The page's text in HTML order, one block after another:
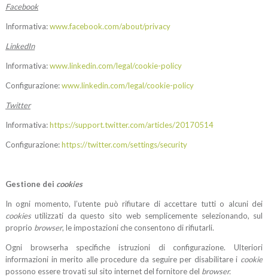
Facebook
Informativa:www.facebook.com/about/privacy
LinkedIn
Informativa:www.linkedin.com/legal/cookie-policy
Configurazione:www.linkedin.com/legal/cookie-policy
Twitter
Informativa:https://support.twitter.com/articles/20170514
Configurazione:https://twitter.com/settings/security
Gestione dei cookies
In ogni momento, l’utente può rifiutare di accettare tutti o alcuni dei
cookiesutilizzati da questo sito web semplicemente selezionando, sul
proprio browser, le impostazioni che consentono di rifiutarli.
Ogni browserha specifiche istruzioni di configurazione. Ulteriori
informazioni in merito alle procedure da seguire per disabilitare i cookie
possono essere trovati sul sito internet del fornitore del browser.